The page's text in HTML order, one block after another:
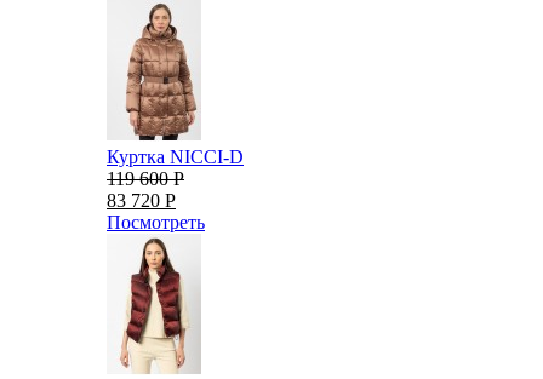
Куртка NICCI-D
119 600 Р
83 720 Р
Посмотреть